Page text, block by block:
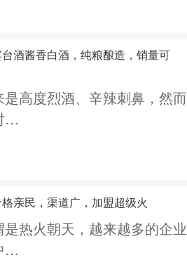
酒酱香白酒，纯粮酿造，销量可
高度烈酒、辛辣刺鼻，然而
…
亲民，渠道广，加盟超级火
热火朝天，越来越多的企业
…